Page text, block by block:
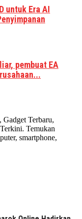
untuk Era AI
pembuat EA
Terbaru,
Temukan
smartphone,